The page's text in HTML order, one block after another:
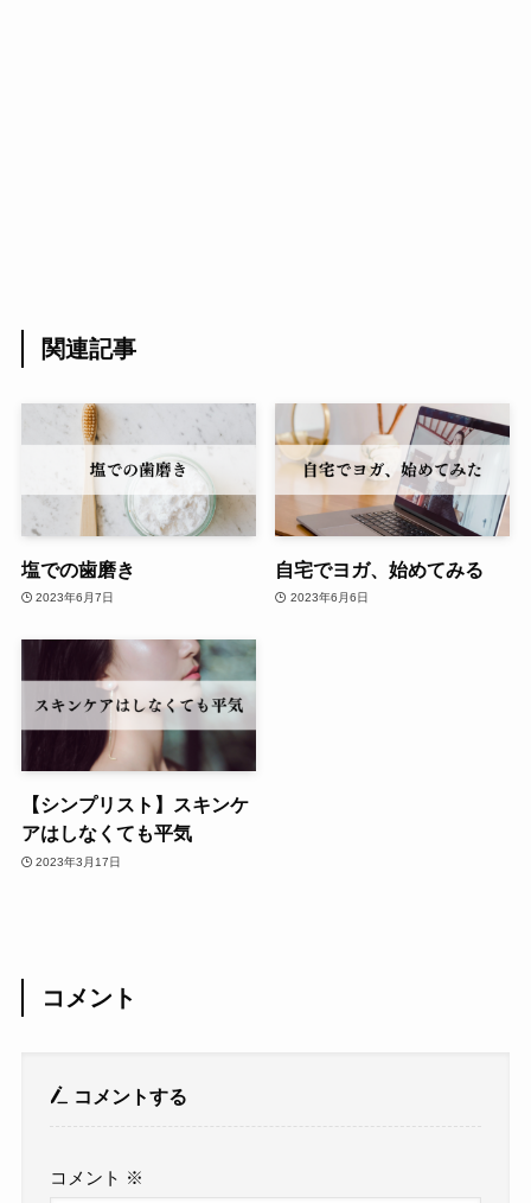
関連記事
塩での歯磨き
2023年6月7日
自宅でヨガ、始めてみる
2023年6月6日
【シンプリスト】スキンケ
アはしなくても平気
2023年3月17日
コメント
コメントする
コメント ※